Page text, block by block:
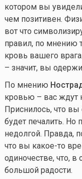
котором вы
чем позитивен.
вот что
правил, по мнению
кровь вашего
– значит, вы
По мнению
кровью – вас ждут
Приснилось, что
будет печалить. Но
недолгой. Правда,
что вы какое-то
одиночестве, что, в
большой радости.